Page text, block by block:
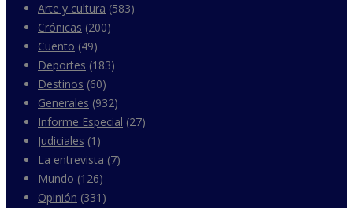
Arte y cultura (583)
Crónicas (200)
Cuento (49)
Deportes (183)
Destinos (60)
Generales (932)
Informe Especial (27)
Judiciales (1)
La entrevista (7)
Mundo (126)
Opinión (331)